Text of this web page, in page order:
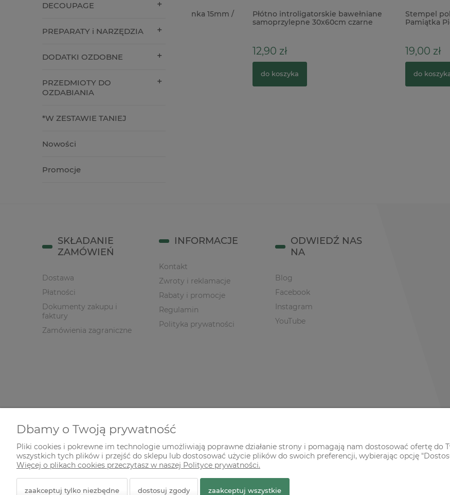
DECOUPAGE
PREPARATY i NARZĘDZIA
DODATKI OZDOBNE
PRZEDMIOTY DO
OZDABIANIA
*W ZESTAWIE TANIEJ
Nowości
Promocje
Płótno introligatorskie bawełniane
samoprzylepne 30x60cm czarne
Stempel polimerowy
Pamiątka Pierwszej
SKŁADANIE
ZAMÓWIEŃ
Dostawa
Płatności
Dokumenty zakupu i
faktury
Zamówienia zagraniczne
INFORMACJE
Kontakt
Zwroty i reklamacje
Rabaty i promocje
Regulamin
Polityka prywatności
ODWIEDŹ NAS
NA
Blog
Facebook
Instagram
YouTube
© 2026 zielonekoty.pl. Wszelkie prawa zastrzeżone.
Dbamy o Twoją prywatność
Pliki cookies i pokrewne im technologie umożliwiają poprawne działanie strony i pomagają nam dostosować ofertę do
wszystkich tych plików i przejść do sklepu lub dostosować użycie plików do swoich preferencji, wybierając opcję
Więcej o plikach cookies przeczytasz w naszej Polityce prywatności.
zaakceptuj tylko niezbędne dostosuj zgody zaakceptuj wszystkie